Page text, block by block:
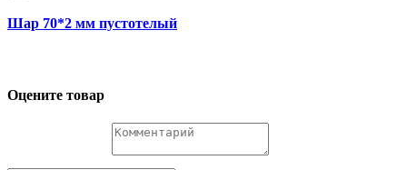
Шар 70*2 мм пустотелый
Оцените товар